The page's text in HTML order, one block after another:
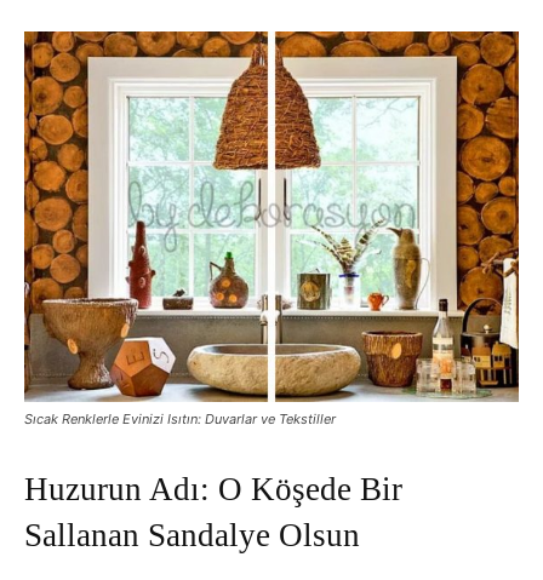
Sıcak Renklerle Evinizi Isıtın: Duvarlar ve Tekstiller
Huzurun Adı: O Köşede Bir
Sallanan Sandalye Olsun